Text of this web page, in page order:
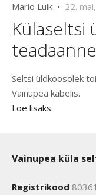
Mario Luik • 22.
Külaseltsi
teadaanne
Seltsi üldkoosolek
Vainupea kabelis.
Loe lisaks
Vainupea küla
Registrikood